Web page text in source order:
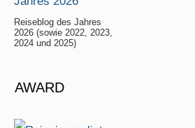
Reiseblog des Jahres
2026 (sowie 2022, 2023,
2024 und 2025)
AWARD